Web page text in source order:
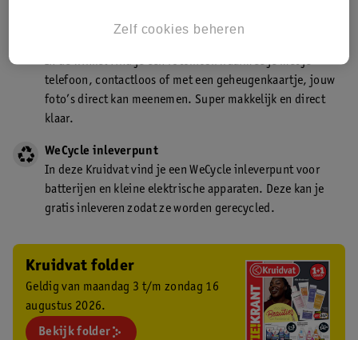
In de winkel vind je een fotokiosk waarmee je met je
telefoon, contactloos of met een geheugenkaartje, jouw
foto’s direct kan meenemen. Super makkelijk en direct
klaar.
WeCycle inleverpunt
In deze Kruidvat vind je een WeCycle inleverpunt voor
batterijen en kleine elektrische apparaten. Deze kan je
gratis inleveren zodat ze worden gerecycled.
Kruidvat folder
Geldig van maandag 3 t/m zondag 16
augustus 2026.
Bekijk folder
Zelf cookies beheren